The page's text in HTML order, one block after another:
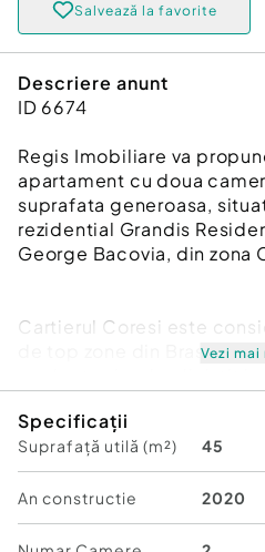
Salvează la favorite
Descriere anunt
ID 6674
Regis Imobiliare va
apartament cu doua
suprafata generoasa,
rezidential Grandis
George Bacovia, din zona
Cartierul Coresi este
de top zone din Brasov, o
mallului Coresi, cu
joaca, parc, farmacii, zone
relaxare, restaurante,
financiare, cabinete
personala, statie de
Vezi mai
Specificații
Suprafață utilă (m²) 45
An constructie 2020